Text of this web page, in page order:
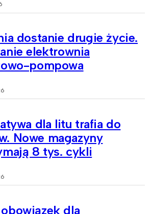
dostanie drugie życie.
elektrownia
pompowa
dla litu trafia do
Nowe magazyny
8 tys. cykli
dla